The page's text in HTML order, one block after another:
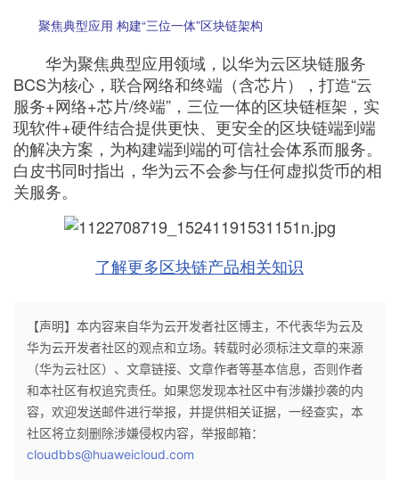
聚焦典型应用 构建“三位一体”区块链架构
华为聚焦典型应用领域，以华为云区块链服务
BCS为核心，联合网络和终端（含芯片），打造“云
服务+网络+芯片/终端”，三位一体的区块链框架，实
现软件+硬件结合提供更快、更安全的区块链端到端
的解决方案，为构建端到端的可信社会体系而服务。
白皮书同时指出，华为云不会参与任何虚拟货币的相
关服务。
了解更多区块链产品相关知识
【声明】本内容来自华为云开发者社区博主，不代表华为云及
华为云开发者社区的观点和立场。转载时必须标注文章的来源
（华为云社区）、文章链接、文章作者等基本信息，否则作者
和本社区有权追究责任。如果您发现本社区中有涉嫌抄袭的内
容，欢迎发送邮件进行举报，并提供相关证据，一经查实，本
社区将立刻删除涉嫌侵权内容，举报邮箱：
cloudbbs@huaweicloud.com